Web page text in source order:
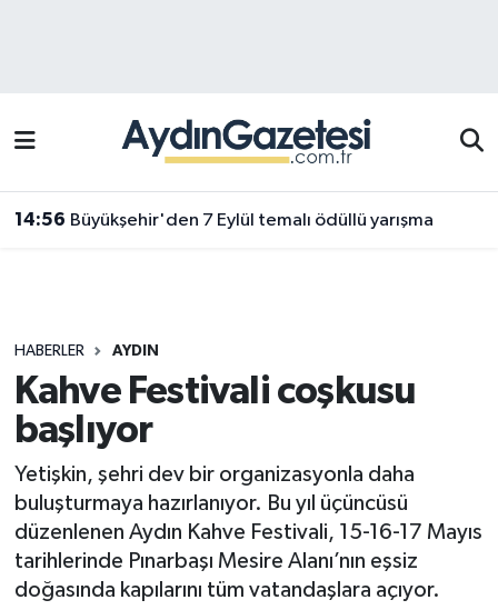
14:56 Büyükşehir'den 7 Eylül temalı ödüllü yarışma
HABERLER AYDIN
Kahve Festivali coşkusu
başlıyor
Yetişkin, şehri dev bir organizasyonla daha
buluşturmaya hazırlanıyor. Bu yıl üçüncüsü
düzenlenen Aydın Kahve Festivali, 15-16-17 Mayıs
tarihlerinde Pınarbaşı Mesire Alanı’nın eşsiz
doğasında kapılarını tüm vatandaşlara açıyor.
Efeler Trafik Yoğunluk Haritası
Süper Lig Puan Durumu ve Fikstür